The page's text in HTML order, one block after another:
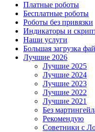
Платные роботы
Бесплатные роботы
Роботы без привязки
Индикаторы и
Наши услуги
Большая загрузка
Лучшие 2026
Лучшие 2025
Лучшие 2024
Лучшие 2023
Лучшие 2022
Лучшие 2021
Без
Рекомендую
Советники с